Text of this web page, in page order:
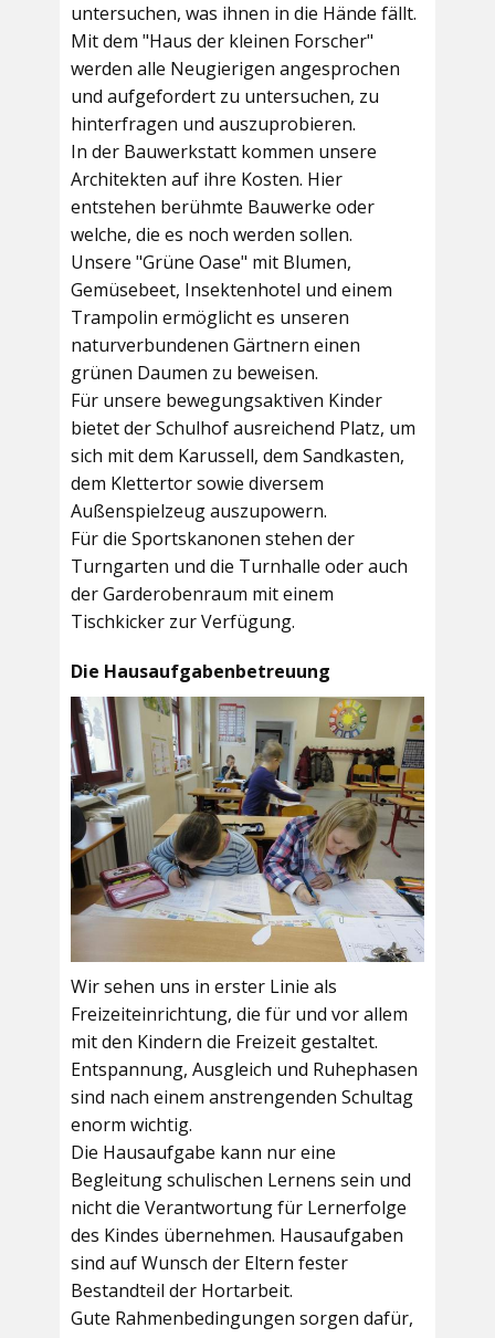
untersuchen, was ihnen in die Hände fällt.
Mit dem "Haus der kleinen Forscher"
werden alle Neugierigen angesprochen
und aufgefordert zu untersuchen, zu
hinterfragen und auszuprobieren.
In der Bauwerkstatt kommen unsere
Architekten auf ihre Kosten. Hier
entstehen berühmte Bauwerke oder
welche, die es noch werden sollen.
Unsere "Grüne Oase" mit Blumen,
Gemüsebeet, Insektenhotel und einem
Trampolin ermöglicht es unseren
naturverbundenen Gärtnern einen
grünen Daumen zu beweisen.
Für unsere bewegungsaktiven Kinder
bietet derSchulhofausreichend Platz, um
sich mit dem Karussell, dem Sandkasten,
dem Klettertor sowie diversem
Außenspielzeug auszupowern.
Für die Sportskanonen stehen der
Turngarten und die Turnhalle oder auch
derGarderobenraum mit einem
Tischkicker zur Verfügung.
Die Hausaufgabenbetreuung
Wir sehen uns in erster Linie als
Freizeiteinrichtung, die für und vor allem
mit den Kindern die Freizeit gestaltet.
Entspannung, Ausgleich und Ruhephasen
sind nach einem anstrengenden Schultag
enorm wichtig.
Die Hausaufgabe kann nur eine
Begleitung schulischen Lernens sein und
nicht die Verantwortung für Lernerfolge
des Kindes übernehmen. Hausaufgaben
sind auf Wunsch der Eltern fester
Bestandteil der Hortarbeit.
Gute Rahmenbedingungen sorgen dafür,